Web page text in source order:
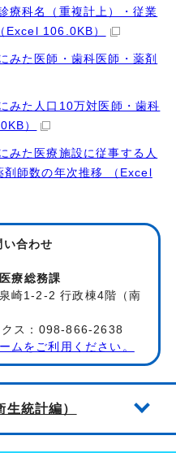
科名（重複計上）・従業
Excel 106.0KB）
た医師・歯科医師・薬剤
た人口10万対医師・歯科
）
た医療施設に従事する人
剤師数の年次推移 （Excel
い合わせ
療総務課
崎1-2-2 行政棟4階（南
ス：098-866-2638
ムをご利用ください。
統計編）